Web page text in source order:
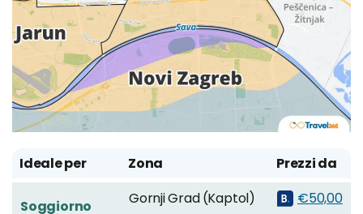
Ideale per Zona Prezzi da
Soggiorno
Gornji Grad (Kaptol) €50,00